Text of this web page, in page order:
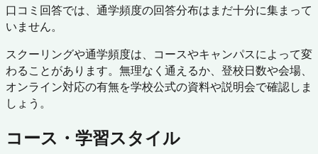
口コミ回答では、通学頻度の回答分布はまだ十分に集まって
いません。
スクーリングや通学頻度は、コースやキャンパスによって変
わることがあります。無理なく通えるか、登校日数や会場、
オンライン対応の有無を学校公式の資料や説明会で確認しま
しょう。
コース・学習スタイル